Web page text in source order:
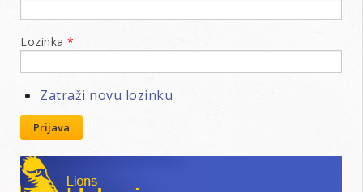
Lozinka *
Zatraži novu lozinku
Prijava
Lions klubovi